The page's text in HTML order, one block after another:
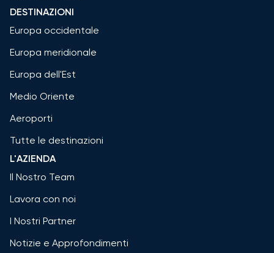
DESTINAZIONI
Europa occidentale
Europa meridionale
Europa dell'Est
Medio Oriente
Aeroporti
Tutte le destinazioni
L'AZIENDA
Il Nostro Team
Lavora con noi
I Nostri Partner
Notizie e Approfondimenti